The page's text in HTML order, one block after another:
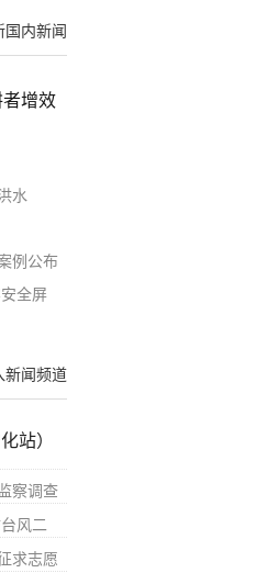
国内新闻
增效
水
例公布
全屏
新闻频道
站）
察调查
风二
求志愿